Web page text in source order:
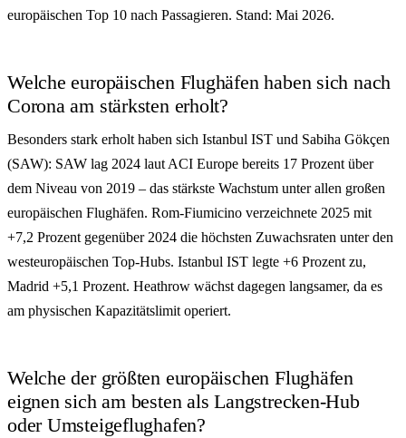
europäischen Top 10 nach Passagieren. Stand: Mai 2026.
Welche europäischen Flughäfen haben sich nach
Corona am stärksten erholt?
Besonders stark erholt haben sich Istanbul IST und Sabiha Gökçen
(SAW): SAW lag 2024 laut ACI Europe bereits 17 Prozent über
dem Niveau von 2019 – das stärkste Wachstum unter allen großen
europäischen Flughäfen. Rom-Fiumicino verzeichnete 2025 mit
+7,2 Prozent gegenüber 2024 die höchsten Zuwachsraten unter den
westeuropäischen Top-Hubs. Istanbul IST legte +6 Prozent zu,
Madrid +5,1 Prozent. Heathrow wächst dagegen langsamer, da es
am physischen Kapazitätslimit operiert.
Welche der größten europäischen Flughäfen
eignen sich am besten als Langstrecken-Hub
oder Umsteigeflughafen?